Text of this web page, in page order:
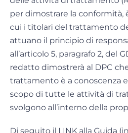
per dimostrare la conformità,
cui i titolari del trattamento
attuano il principio di
all’articolo 5, paragrafo 2, del
redatto dimostrerà al DPC
trattamento è a conoscenza
scopo di tutte le attività di
svolgono all’interno della
Di seguito il LINK alla Guida